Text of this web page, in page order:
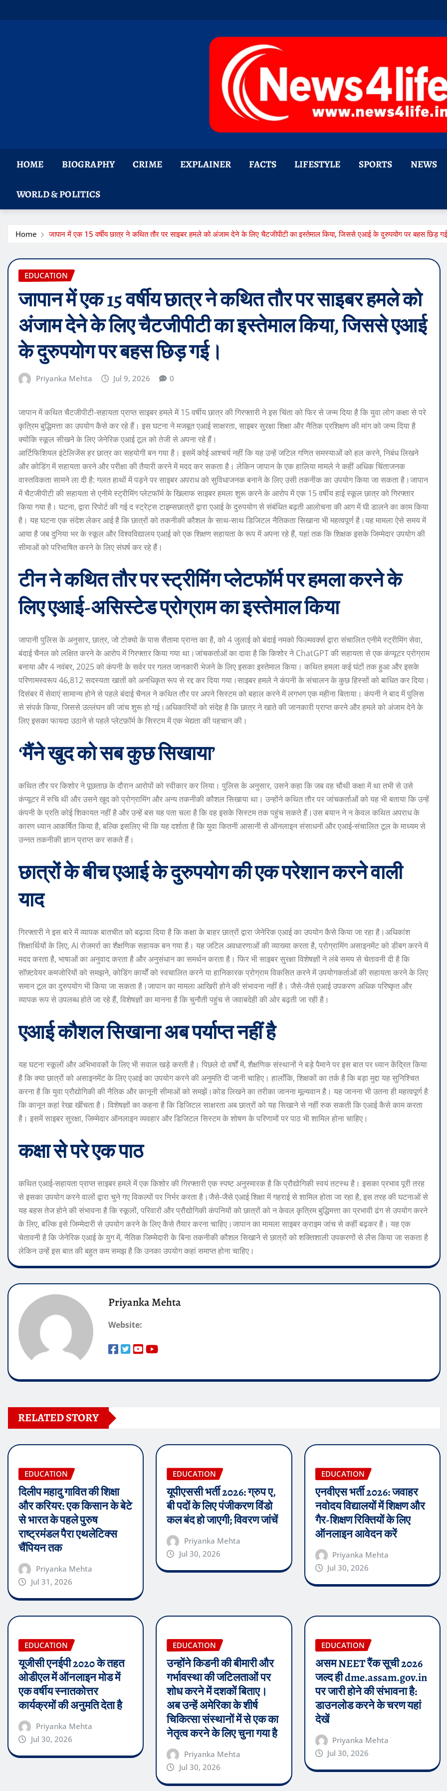
to
HOME BIOGRAPHY CRIME EXPLAINER FACTS LIFESTYLE SPORTS NEWS
WORLD & POLITICS
Home जापान में एक 15 वर्षीय छात्र ने कथित तौर पर साइबर हमले को अंजाम देने के लिए चैटजीपीटी का इस्तेमाल किया, जिससे एआई के दुरुपयोग पर बहस छिड़
EDUCATION
जापान में एक 15 वर्षीय छात्र ने कथित तौर पर साइबर हमले को
अंजाम देने के लिए चैटजीपीटी का इस्तेमाल किया, जिससे एआई
के दुरुपयोग पर बहस छिड़ गई।
Priyanka Mehta Jul 9, 2026 0
जापान में कथित चैटजीपीटी-सहायता प्राप्त साइबर हमले में 15 वर्षीय छात्र की गिरफ्तारी ने इस चिंता को फिर से जन्म दिया है कि युवा लोग कक्षा से परे
कृत्रिम बुद्धिमत्ता का उपयोग कैसे कर रहे हैं। इस घटना ने मजबूत एआई साक्षरता, साइबर सुरक्षा शिक्षा और नैतिक प्रशिक्षण की मांग को जन्म दिया है
क्योंकि स्कूल सीखने के लिए जेनेरिक एआई टूल को तेजी से अपना रहे हैं।
आर्टिफिशियल इंटेलिजेंस हर छात्र का सहयोगी बन गया है। इसमें कोई आश्चर्य नहीं कि यह उन्हें जटिल गणित समस्याओं को हल करने, निबंध लिखने
और कोडिंग में सहायता करने और परीक्षा की तैयारी करने में मदद कर सकता है। लेकिन जापान के एक हालिया मामले ने कहीं अधिक चिंताजनक
वास्तविकता सामने ला दी है: गलत हाथों में पड़ने पर साइबर अपराध को सुविधाजनक बनाने के लिए उसी तकनीक का उपयोग किया जा सकता है।जापान
में चैटजीपीटी की सहायता से एनीमे स्ट्रीमिंग प्लेटफॉर्म के खिलाफ साइबर हमला शुरू करने के आरोप में एक 15 वर्षीय हाई स्कूल छात्र को गिरफ्तार
किया गया है। घटना, द्वारा रिपोर्ट की गईद स्ट्रेट्स टाइम्सछात्रों द्वारा एआई के दुरुपयोग से संबंधित बढ़ती आलोचना की आग में घी डालने का काम किया
है। यह घटना एक संदेश लेकर आई है कि छात्रों को तकनीकी कौशल के साथ-साथ डिजिटल नैतिकता सिखाना भी महत्वपूर्ण है।यह मामला ऐसे समय में
आया है जब दुनिया भर के स्कूल और विश्वविद्यालय एआई को एक शिक्षण सहायता के रूप में अपना रहे हैं, यहां तक ​​कि शिक्षक इसके जिम्मेदार उपयोग की
सीमाओं को परिभाषित करने के लिए संघर्ष कर रहे हैं।
टीन ने कथित तौर पर स्ट्रीमिंग प्लेटफॉर्म पर हमला करने के
लिए एआई-असिस्टेड प्रोग्राम का इस्तेमाल किया
जापानी पुलिस के अनुसार, छात्र, जो टोक्यो के पास सैतामा प्रान्त का है, को 4 जुलाई को बंदाई नमको फिल्मवर्क्स द्वारा संचालित एनीमे स्ट्रीमिंग सेवा,
बंदाई चैनल को लक्षित करने के आरोप में गिरफ्तार किया गया था।जांचकर्ताओं का दावा है कि किशोर ने ChatGPT की सहायता से एक कंप्यूटर प्रोग्राम
बनाया और 4 नवंबर, 2025 को कंपनी के सर्वर पर गलत जानकारी भेजने के लिए इसका इस्तेमाल किया। कथित हमला कई घंटों तक हुआ और इसके
परिणामस्वरूप 46,812 सदस्यता खातों को अनधिकृत रूप से रद्द कर दिया गया।साइबर हमले ने कंपनी के संचालन के कुछ हिस्सों को बाधित कर दिया।
दिसंबर में सेवाएं सामान्य होने से पहले बंदाई चैनल ने कथित तौर पर अपने सिस्टम को बहाल करने में लगभग एक महीना बिताया। कंपनी ने बाद में पुलिस
से संपर्क किया, जिससे उल्लंघन की जांच शुरू हो गई।अधिकारियों को संदेह है कि छात्र ने खाते की जानकारी प्राप्त करने और हमले को अंजाम देने के
लिए इसका फायदा उठाने से पहले प्लेटफ़ॉर्म के सिस्टम में एक भेद्यता की पहचान की।
‘मैंने खुद को सब कुछ सिखाया’
कथित तौर पर किशोर ने पूछताछ के दौरान आरोपों को स्वीकार कर लिया। पुलिस के अनुसार, उसने कहा कि जब वह चौथी कक्षा में था तभी से उसे
कंप्यूटर में रुचि थी और उसने खुद को प्रोग्रामिंग और अन्य तकनीकी कौशल सिखाया था। उन्होंने कथित तौर पर जांचकर्ताओं को यह भी बताया कि उन्हें
कंपनी के प्रति कोई शिकायत नहीं है और उन्हें बस यह पता चला है कि वह इसके सिस्टम तक पहुंच सकते हैं।उस बयान ने न केवल कथित अपराध के
कारण ध्यान आकर्षित किया है, बल्कि इसलिए भी कि यह दर्शाता है कि युवा कितनी आसानी से ऑनलाइन संसाधनों और एआई-संचालित टूल के माध्यम से
उन्नत तकनीकी ज्ञान प्राप्त कर सकते हैं।
छात्रों के बीच एआई के दुरुपयोग की एक परेशान करने वाली
याद
गिरफ्तारी ने इस बारे में व्यापक बातचीत को बढ़ावा दिया है कि कक्षा के बाहर छात्रों द्वारा जेनेरिक एआई का उपयोग कैसे किया जा रहा है।अधिकांश
शिक्षार्थियों के लिए, AI रोजमर्रा का शैक्षणिक सहायक बन गया है। यह जटिल अवधारणाओं की व्याख्या करता है, प्रोग्रामिंग असाइनमेंट को डीबग करने में
मदद करता है, भाषाओं का अनुवाद करता है और अनुसंधान का समर्थन करता है। फिर भी साइबर सुरक्षा विशेषज्ञों ने लंबे समय से चेतावनी दी है कि
सॉफ़्टवेयर कमजोरियों को समझने, कोडिंग कार्यों को स्वचालित करने या हानिकारक प्रोग्राम विकसित करने में उपयोगकर्ताओं की सहायता करने के लिए
समान टूल का दुरुपयोग भी किया जा सकता है।जापान का मामला आखिरी होने की संभावना नहीं है। जैसे-जैसे एआई उपकरण अधिक परिष्कृत और
व्यापक रूप से उपलब्ध होते जा रहे हैं, विशेषज्ञों का मानना ​​है कि चुनौती पहुंच से जवाबदेही की ओर बढ़ती जा रही है।
एआई कौशल सिखाना अब पर्याप्त नहीं है
यह घटना स्कूलों और अभिभावकों के लिए भी सवाल खड़े करती है। पिछले दो वर्षों में, शैक्षणिक संस्थानों ने बड़े पैमाने पर इस बात पर ध्यान केंद्रित किया
है कि क्या छात्रों को असाइनमेंट के लिए एआई का उपयोग करने की अनुमति दी जानी चाहिए। हालाँकि, शिक्षकों का तर्क है कि बड़ा मुद्दा यह सुनिश्चित
करना है कि युवा प्रौद्योगिकी की नैतिक और कानूनी सीमाओं को समझें।कोड लिखने का तरीका जानना मूल्यवान है। यह जानना भी उतना ही महत्वपूर्ण है
कि कानून कहां रेखा खींचता है। विशेषज्ञों का कहना है कि डिजिटल साक्षरता अब छात्रों को यह सिखाने से नहीं रुक सकती कि एआई कैसे काम करता
है। इसमें साइबर सुरक्षा, जिम्मेदार ऑनलाइन व्यवहार और डिजिटल सिस्टम के शोषण के परिणामों पर पाठ भी शामिल होना चाहिए।
कक्षा से परे एक पाठ
कथित एआई-सहायता प्राप्त साइबर हमले में एक किशोर की गिरफ्तारी एक स्पष्ट अनुस्मारक है कि प्रौद्योगिकी स्वयं तटस्थ है। इसका प्रभाव पूरी तरह
से इसका उपयोग करने वालों द्वारा चुने गए विकल्पों पर निर्भर करता है।जैसे-जैसे एआई शिक्षा में गहराई से शामिल होता जा रहा है, इस तरह की घटनाओं से
यह बहस तेज होने की संभावना है कि स्कूलों, परिवारों और प्रौद्योगिकी कंपनियों को छात्रों को न केवल कृत्रिम बुद्धिमत्ता का प्रभावी ढंग से उपयोग करने
के लिए, बल्कि इसे जिम्मेदारी से उपयोग करने के लिए कैसे तैयार करना चाहिए।जापान का मामला साइबर क्राइम जांच से कहीं बढ़कर है। यह एक
चेतावनी है कि जेनेरिक एआई के युग में, नैतिक जिम्मेदारी के बिना तकनीकी कौशल सिखाने से छात्रों को शक्तिशाली उपकरणों से लैस किया जा सकता है
लेकिन उन्हें इस बात की बहुत कम समझ है कि उनका उपयोग कहां समाप्त होना चाहिए।
Priyanka Mehta
Website:
RELATED STORY
EDUCATION
दिलीप महादु गावित की शिक्षा
और करियर: एक किसान के बेटे
से भारत के पहले पुरुष
राष्ट्रमंडल पैरा एथलेटिक्स
चैंपियन तक
Priyanka Mehta
Jul 31, 2026
EDUCATION
यूपीएससी भर्ती 2026: ग्रुप ए,
बी पदों के लिए पंजीकरण विंडो
कल बंद हो जाएगी; विवरण जांचें
Priyanka Mehta
Jul 30, 2026
EDUCATION
एनवीएस भर्ती 2026: जवाहर
नवोदय विद्यालयों में शिक्षण और
गैर-शिक्षण रिक्तियों के लिए
ऑनलाइन आवेदन करें
Priyanka Mehta
Jul 30, 2026
EDUCATION
यूजीसी एनईपी 2020 के तहत
ओडीएल में ऑनलाइन मोड में
एक वर्षीय स्नातकोत्तर
कार्यक्रमों की अनुमति देता है
Priyanka Mehta
Jul 30, 2026
EDUCATION
उन्होंने किडनी की बीमारी और
गर्भावस्था की जटिलताओं पर
शोध करने में दशकों बिताए।
अब उन्हें अमेरिका के शीर्ष
चिकित्सा संस्थानों में से एक का
नेतृत्व करने के लिए चुना गया है
Priyanka Mehta
Jul 30, 2026
EDUCATION
असम NEET रैंक सूची 2026
जल्द ही dme.assam.gov.in
पर जारी होने की संभावना है:
डाउनलोड करने के चरण यहां
देखें
Priyanka Mehta
Jul 30, 2026